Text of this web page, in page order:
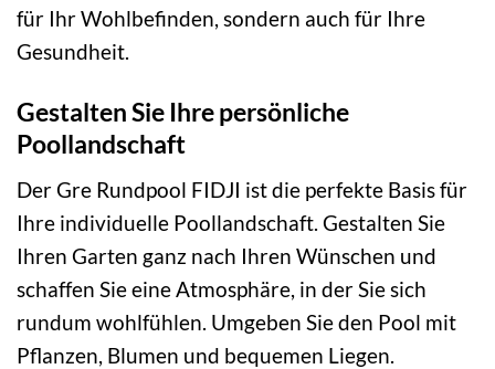
für Ihr Wohlbefinden, sondern auch für Ihre
Gesundheit.
Gestalten Sie Ihre persönliche
Poollandschaft
Der Gre Rundpool FIDJI ist die perfekte Basis für
Ihre individuelle Poollandschaft. Gestalten Sie
Ihren Garten ganz nach Ihren Wünschen und
schaffen Sie eine Atmosphäre, in der Sie sich
rundum wohlfühlen. Umgeben Sie den Pool mit
Pflanzen, Blumen und bequemen Liegen.